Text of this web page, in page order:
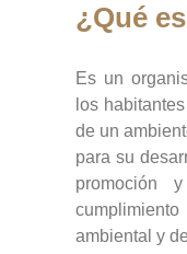
¿Qué
Es un
los
de un
para su
promoción
ambiental y